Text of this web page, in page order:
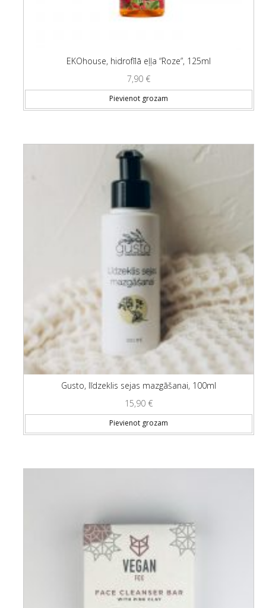
EKOhouse, hidrofīlā eļļa “Roze”, 125ml
7,90 €
Pievienot grozam
Gusto, līdzeklis sejas mazgāšanai, 100ml
15,90 €
Pievienot grozam